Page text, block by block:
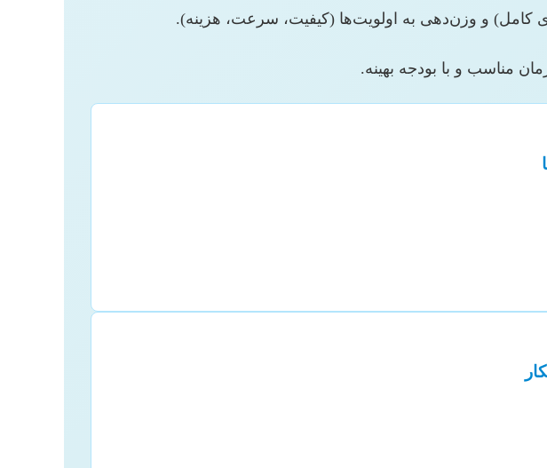
کامل) و وزن‌دهی به اولویت‌ها (کیفیت، سرعت، هزینه).
مناسب و با بودجه بهینه.